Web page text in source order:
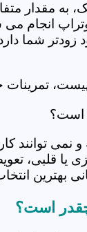
به مقدار
انجام می
شما دارد؛
تمرینات
است؟
توانند کار
قلبی،
بهترین
چقدر است؟